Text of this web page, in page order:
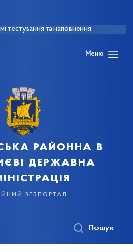
тестування та наповнення
Меню
районна в
державна
вебпортал
Пошук